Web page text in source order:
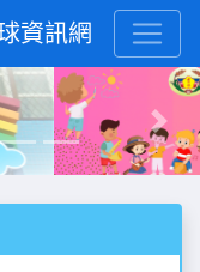
資訊網
Next